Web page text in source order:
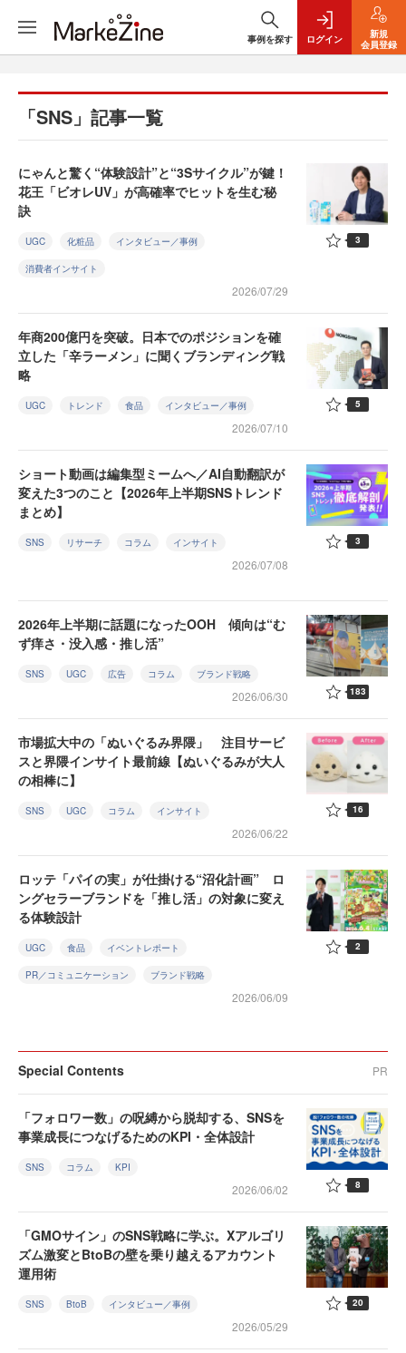
事例を探す ログイン
新規
会員登録
「SNS」記事一覧
にゃんと驚く“体験設計”と“3Sサイクル”が鍵！
花王「ビオレUV」が高確率でヒットを生む秘
訣
UGC 化粧品 インタビュー／事例
消費者インサイト
2026/07/29
3
年商200億円を突破。日本でのポジションを確
立した「辛ラーメン」に聞くブランディング戦
略
UGC トレンド 食品 インタビュー／事例
2026/07/10
5
ショート動画は編集型ミームへ／AI自動翻訳が
変えた3つのこと【2026年上半期SNSトレンド
まとめ】
SNS リサーチ コラム インサイト
2026/07/08
3
2026年上半期に話題になったOOH 傾向は“む
ず痒さ・没入感・推し活”
SNS UGC 広告 コラム ブランド戦略
2026/06/30 183
市場拡大中の「ぬいぐるみ界隈」 注目サービ
スと界隈インサイト最前線【ぬいぐるみが大人
の相棒に】
SNS UGC コラム インサイト
2026/06/22
16
ロッテ「パイの実」が仕掛ける“沼化計画” ロ
ングセラーブランドを「推し活」の対象に変え
る体験設計
UGC 食品 イベントレポート
PR／コミュニケーション ブランド戦略
2026/06/09
2
Special Contents PR
「フォロワー数」の呪縛から脱却する、SNSを
事業成長につなげるためのKPI・全体設計
SNS コラム KPI
2026/06/02 8
「GMOサイン」のSNS戦略に学ぶ。Xアルゴリ
ズム激変とBtoBの壁を乗り越えるアカウント
運用術
SNS BtoB インタビュー／事例
2026/05/29
20